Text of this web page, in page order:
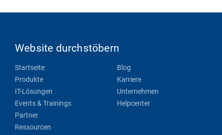
Website durchstöbern
Startseite
Produkte
IT-Lösungen
Events & Trainings
Partner
Ressourcen
Blog
Karriere
Unternehmen
Helpcenter